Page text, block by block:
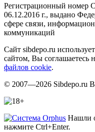
Регистрационный
06.12.2016 г., выдано
сфере связи,
коммуникаций
Сайт sibdepo.ru
сайтом, Вы
файлов cookie.
© 2007—2026 Sibdepo.ru
Нашли
нажмите Ctrl+Enter.